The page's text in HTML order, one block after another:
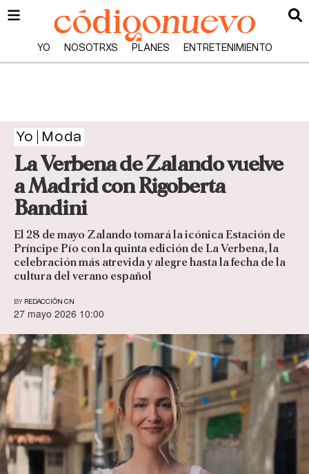
YO NOSOTRXS PLANES ENTRETENIMIENTO
Yo Moda
La Verbena de Zalando vuelve
a Madrid con Rigoberta
Bandini
El 28 de mayo Zalando tomará la icónica Estación de
Príncipe Pío con la quinta edición de La Verbena, la
celebración más atrevida y alegre hasta la fecha de la
cultura del verano español
BY REDACCIÓN CN
27 mayo 2026 10:00